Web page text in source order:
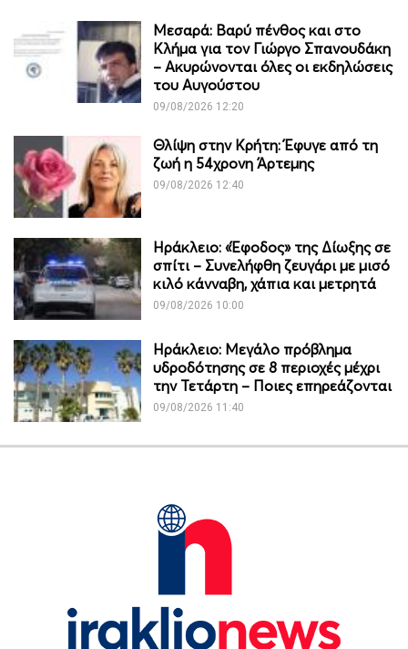
Μεσαρά: Βαρύ πένθος και στο
Κλήμα για τον Γιώργο Σπανουδάκη
– Ακυρώνονται όλες οι εκδηλώσεις
του Αυγούστου
09/08/2026 12:20
Θλίψη στην Κρήτη: Έφυγε από τη
ζωή η 54χρονη Άρτεμης
09/08/2026 12:40
Ηράκλειο: «Έφοδος» της Δίωξης σε
σπίτι – Συνελήφθη ζευγάρι με μισό
κιλό κάνναβη, χάπια και μετρητά
09/08/2026 10:00
Ηράκλειο: Μεγάλο πρόβλημα
υδροδότησης σε 8 περιοχές μέχρι
την Τετάρτη – Ποιες επηρεάζονται
09/08/2026 11:40